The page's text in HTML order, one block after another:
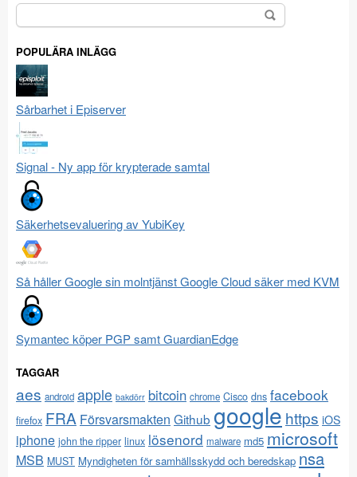
Sök
efter:
POPULÄRA INLÄGG
Sårbarhet i Episerver
Signal - Ny app för krypterade samtal
Säkerhetsevaluering av YubiKey
Så håller Google sin molntjänst Google Cloud säker med KVM
Symantec köper PGP samt GuardianEdge
TAGGAR
aes android apple bakdörr bitcoin chrome Cisco dns facebook
firefox FRA Försvarsmakten Github google https iOS
iphone john the ripper linux lösenord malware md5 microsoft
MSB MUST Myndigheten för samhällsskydd och beredskap nsa